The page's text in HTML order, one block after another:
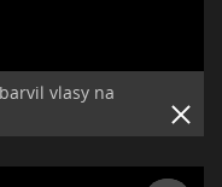
vlasy na